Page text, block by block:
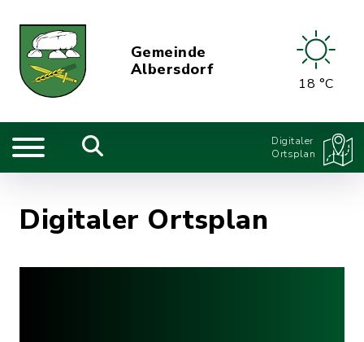
Gemeinde
Albersdorf
18 °C
Digitaler
Ortsplan
Digitaler Ortsplan